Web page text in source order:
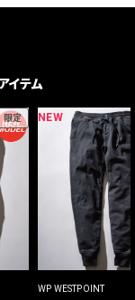
イテム
限定 NEW
WP WESTPOINT